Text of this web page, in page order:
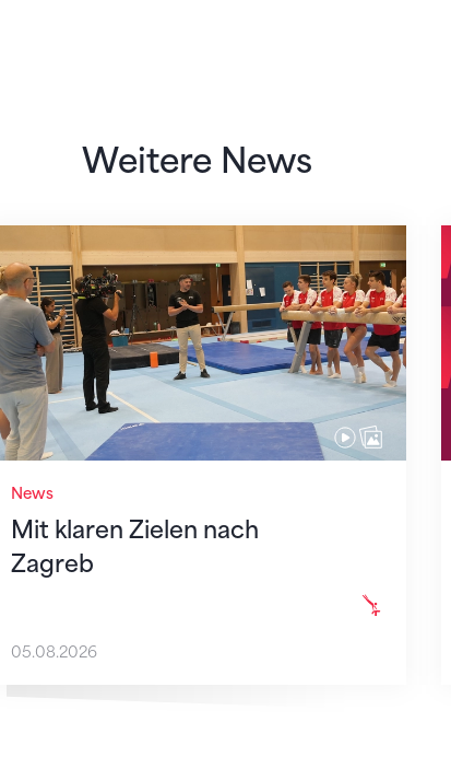
Weitere News
News
Mit klaren Zielen nach
Zagreb
Mit klaren Zielen nach Zagreb
05.08.2026